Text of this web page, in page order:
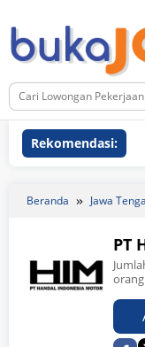
ke
konten
Rekomendasi:
Beranda Jawa
PT
orang